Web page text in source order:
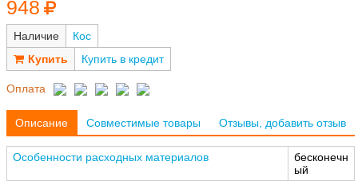
948
Наличие
Кос
Купить в кредит
Оплата
Описание Совместимые товары Отзывы, добавить отзыв
Особенности расходных материалов
бесконечн
ый